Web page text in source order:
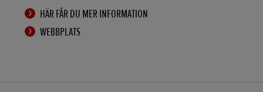
HÄR FÅR DU MER INFORMATION
WEBBPLATS